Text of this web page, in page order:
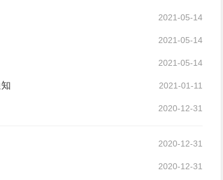
2021-05-14
2021-05-14
2021-05-14
2021-01-11
2020-12-31
2020-12-31
2020-12-31